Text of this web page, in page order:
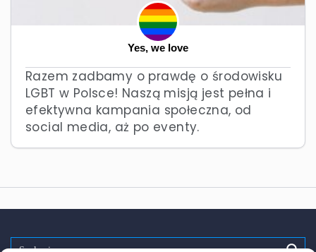
Yes, we love
Razem zadbamy o prawdę o środowisku
LGBT w Polsce! Naszą misją jest pełna i
efektywna kampania społeczna, od
social media, aż po eventy.